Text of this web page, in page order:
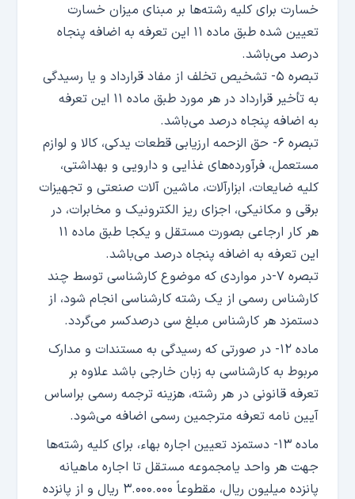
خسارت برای کلیه رشته‌ها بر مبنای میزان خسارت
تعیین شده طبق ماده ۱۱ این تعرفه به اضافه پنجاه
درصد می‌باشد.
تبصره ۵- تشخیص تخلف از مفاد قرارداد و یا رسیدگی
به تأخیر قرارداد در هر مورد طبق ماده ۱۱ این تعرفه
به اضافه پنجاه درصد می‌باشد.
تبصره ۶- حق الزحمه ارزیابی قطعات یدکی، کالا و لوازم
مستعمل، فرآورده‌های غذایی و دارویی و بهداشتی،
کلیه ضایعات، ابزارآلات، ماشین آلات صنعتی و تجهیزات
برقی و مکانیکی، اجزای ریز الکترونیک و مخابرات، در
هر کار ارجاعی بصورت مستقل و یکجا طبق ماده ۱۱
این تعرفه به اضافه پنجاه درصد می‌باشد.
تبصره ۷-در مواردی که موضوع کارشناسی توسط چند
کارشناس رسمی از یک رشته کارشناسی انجام شود، از
دستمزد هر کارشناس مبلغ سی درصدکسر می‌گردد.
ماده ۱۲- در صورتی که رسیدگی به مستندات و مدارک
مربوط به کارشناسی به زبان خارجی باشد علاوه بر
تعرفه قانونی در هر رشته، هزینه ترجمه رسمی براساس
آیین نامه تعرفه مترجمین رسمی اضافه می‌شود.
ماده ۱۳- دستمزد تعیین اجاره بهاء، برای کلیه رشته‌ها
جهت هر واحد یامجموعه مستقل تا اجاره ماهیانه
پانزده میلیون ریال، مقطوعاً ۳.۰۰۰.۰۰۰ ریال و از پانزده